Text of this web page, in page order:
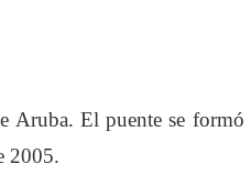
Aruba. El puente se formó
2005.